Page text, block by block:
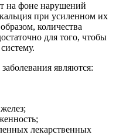
на фоне нарушений
при усиленном их
количества
для того, чтобы
являются:
лекарственных